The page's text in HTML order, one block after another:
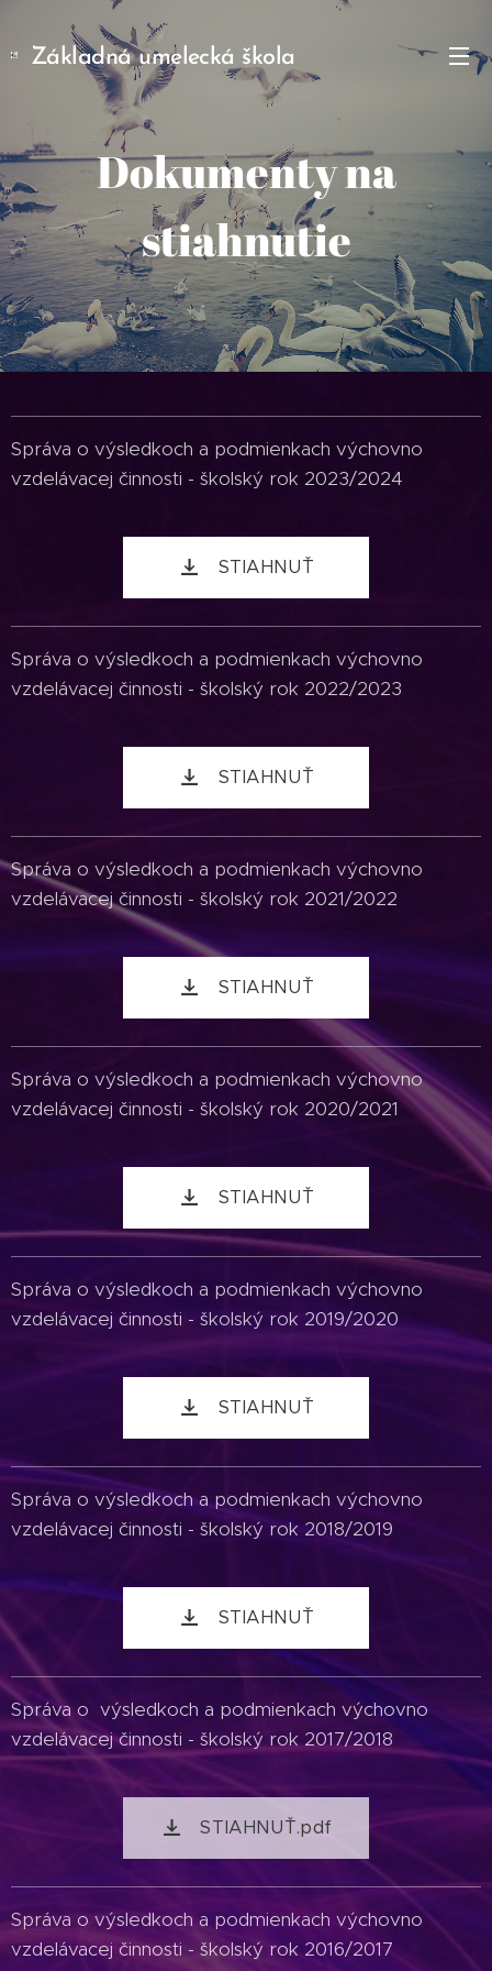
Základná umelecká škola
Považská Bystrica
hudobnýodbor
Dokumenty na
stiahnutie
Správa o výsledkoch a podmienkach výchovno
vzdelávacej činnosti - školský rok 2023/2024
STIAHNUŤ
Správa o výsledkoch a podmienkach výchovno
vzdelávacej činnosti - školský rok 2022/2023
STIAHNUŤ
Správa o výsledkoch a podmienkach výchovno
vzdelávacej činnosti - školský rok 2021/2022
STIAHNUŤ
Správa o výsledkoch a podmienkach výchovno
vzdelávacej činnosti - školský rok 2020/2021
STIAHNUŤ
Správa o výsledkoch a podmienkach výchovno
vzdelávacej činnosti - školský rok 2019/2020
STIAHNUŤ
Správa o výsledkoch a podmienkach výchovno
vzdelávacej činnosti - školský rok 2018/2019
STIAHNUŤ
Správa o výsledkoch a podmienkach výchovno
vzdelávacej činnosti - školský rok 2017/2018
STIAHNUŤ.pdf
Správa o výsledkoch a podmienkach výchovno
vzdelávacej činnosti - školský rok 2016/2017